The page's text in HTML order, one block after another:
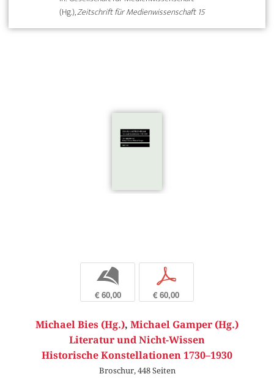
(Hg.),Zeitschrift für Medienwissenschaft 15
b
€ 60,00
p
€ 60,00
Michael Bies (Hg.), Michael Gamper (Hg.)
Literatur und Nicht-Wissen
Historische Konstellationen 1730–1930
Broschur, 448 Seiten